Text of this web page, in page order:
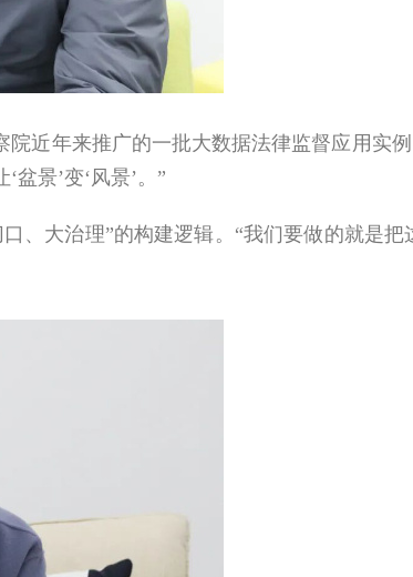
近年来推广的一批大数据法律监督应用实
盆景’变‘风景’。”
大治理”的构建逻辑。“我们要做的就是把